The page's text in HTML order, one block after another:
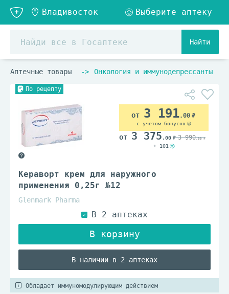
Найти
Аптечные товары Онкология и иммунодепрессанты
По рецепту
Кераворт крем для наружного
применения 0,25г №12
Glenmark Pharma
В наличии в 2 аптеках
3 191.00
с учетом бонусов
3 375 .00 3 990.00
+ 101
Обладает иммуномодулирующим действием